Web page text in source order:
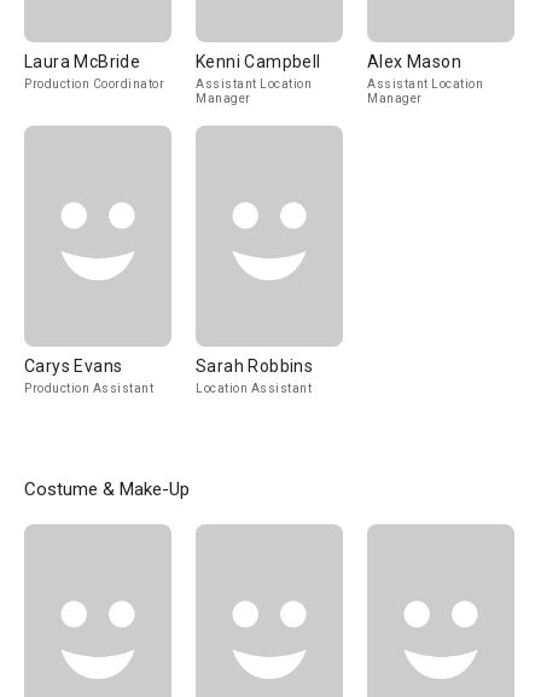
Laura McBride
Production Coordinator
Kenni Campbell
Assistant Location
Manager
Alex Mason
Assistant Location
Manager
Carys Evans
Production Assistant
Sarah Robbins
Location Assistant
Costume & Make-Up